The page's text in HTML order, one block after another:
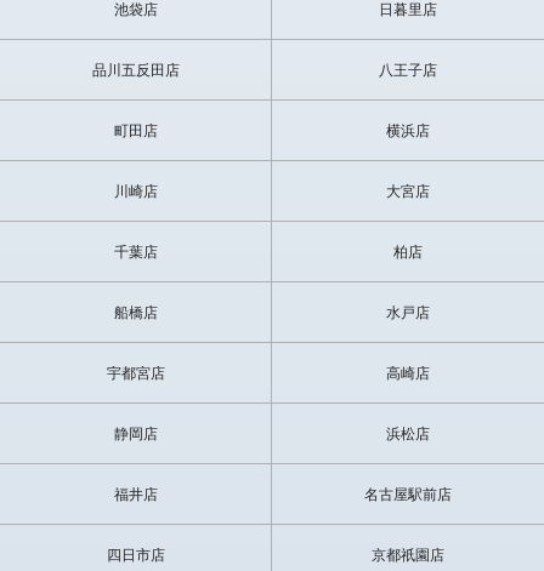
見た目と雰囲気とは裏腹に結構しっかりとしたモノも立派でした!
はじめ君との3Pコースでしたが、
ウケしてるのを見惚れてしまう程の可愛さと美しさでした。
これからも頑張ってくださいね!!(I様)
※こちらの感想はこちらのアンケートフォームから記入ができま
す。(割引特典付き)
池袋店 日暮里店
品川五反田店 八王子店
町田店 横浜店
川崎店 大宮店
千葉店 柏店
船橋店 水戸店
宇都宮店 高崎店
静岡店 浜松店
福井店 名古屋駅前店
四日市店 京都祇園店